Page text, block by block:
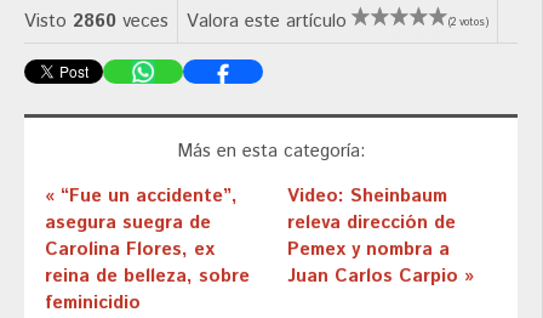
Visto 2860 veces Valora este artículo (2 votos)
Más en esta categoría:
« “Fue un accidente”,
asegura suegra de
Carolina Flores, ex
reina de belleza, sobre
feminicidio
Video: Sheinbaum
releva dirección de
Pemex y nombra a
Juan Carlos Carpio »